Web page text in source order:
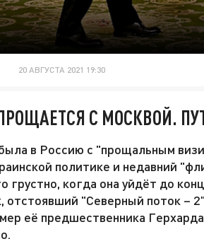
20 АВГУСТА 2021 19:30
С МОСКВОЙ.
в Россию с "прощальным
политике и недавний
грустно, когда она уйдёт до
отстоявший "Северный поток –
её предшественника